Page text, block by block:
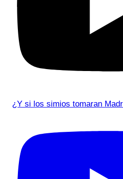
¿Y si los simios tomaran